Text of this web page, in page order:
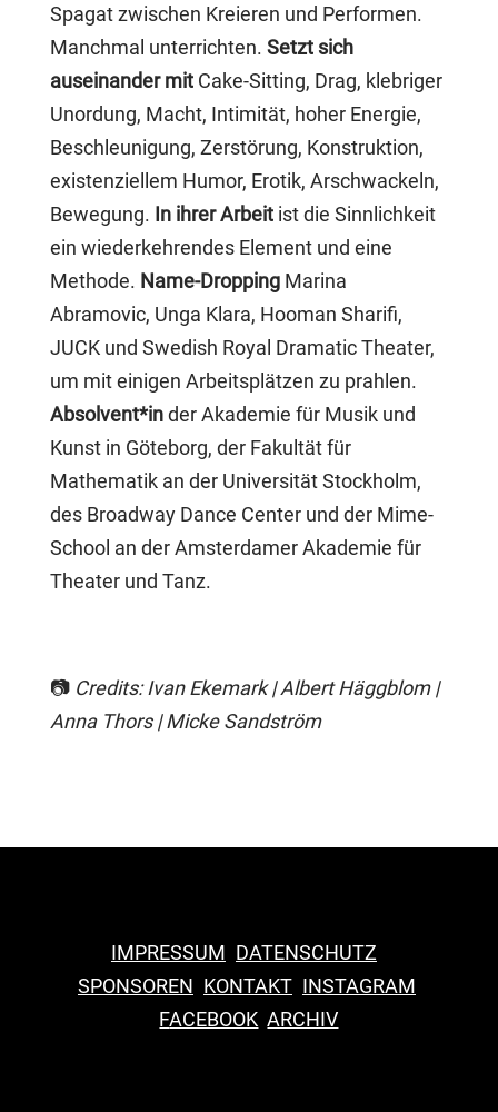
Spagat zwischen Kreieren und Performen.
Manchmal unterrichten. Setzt sich
auseinander mitCake-Sitting, Drag, klebriger
Unordung, Macht, Intimität, hoher Energie,
Beschleunigung, Zerstörung, Konstruktion,
existenziellem Humor, Erotik, Arschwackeln,
Bewegung. In ihrer Arbeitist die Sinnlichkeit
ein wiederkehrendes Element und eine
Methode. Name-DroppingMarina
Abramovic, Unga Klara, Hooman Sharifi,
JUCK und Swedish Royal Dramatic Theater,
um mit einigen Arbeitsplätzen zu prahlen.
Absolvent*inder Akademie für Musik und
Kunst in Göteborg, der Fakultät für
Mathematik an der Universität Stockholm,
des Broadway Dance Center und der Mime-
School an der Amsterdamer Akademie für
Theater und Tanz.
📷 Credits: Ivan Ekemark | Albert Häggblom |
Anna Thors | Micke Sandström
IMPRESSUM DATENSCHUTZ
SPONSOREN KONTAKT INSTAGRAM
FACEBOOK ARCHIV